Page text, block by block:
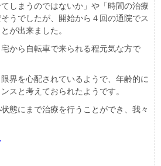
しまうのではないか」や「時間の治療
うでしたが、開始から４回の通院でス
が出来ました。
から自転車で来られる程元気な方で
界を心配されているようで、年齢的に
スと考えておられたようです。
態にまで治療を行うことができ、我々